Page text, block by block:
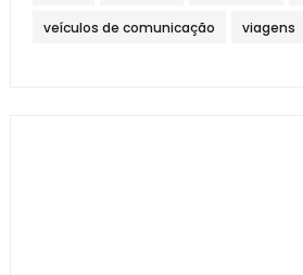
veículos de comunicação viagens